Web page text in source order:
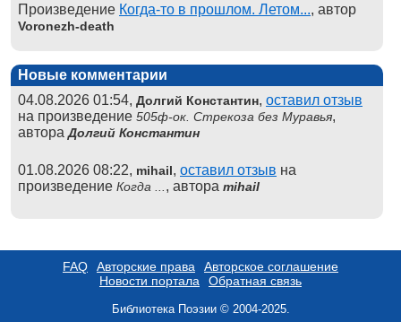
Произведение Когда-то в прошлом. Летом..., автор
Voronezh-death
Новые комментарии
04.08.2026 01:54, Долгий Константин, оставил отзыв
на произведение 505ф-ок. Стрекоза без Муравья,
автораДолгий Константин
01.08.2026 08:22, mihail, оставил отзыв на
произведение Когда ... , автора mihail
FAQ Авторские права
Авторское соглашение
Новости портала
Обратная связь
Библиотека Поэзии © 2004-2025.